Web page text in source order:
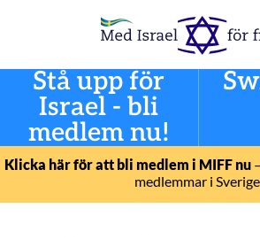
Stå upp för
Israel - bli
medlem nu!
Klicka här för att bli medlem i MIFF nu
medlemmar i